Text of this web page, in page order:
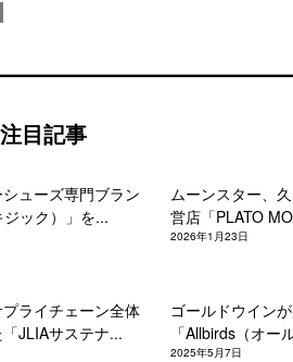
注目記事
ューズ専門ブラン
ック）」を...
ムーンスター、
営店「PLATO
2026年1月23日
ライチェーン全体
JLIAサステナ...
ゴールドウイン
「Allbirds（オー
2025年5月7日